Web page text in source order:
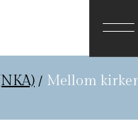
/ Mellom